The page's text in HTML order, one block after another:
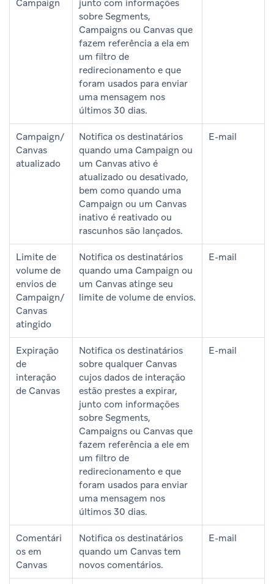
Campaign
junto com informações
sobre Segments,
Campaigns ou Canvas que
fazem referência a ela em
um filtro de
redirecionamento e que
foram usados para enviar
uma mensagem nos
últimos 30 dias.
Campaign/
Canvas
atualizado
Notifica os destinatários
quando uma Campaign ou
um Canvas ativo é
atualizado ou desativado,
bem como quando uma
Campaign ou um Canvas
inativo é reativado ou
rascunhos são lançados.
E-mail
Limite de
volume de
envios de
Campaign/
Canvas
atingido
Notifica os destinatários
quando uma Campaign ou
um Canvas atinge seu
limite de volume de envios.
E-mail
Expiração
de
interação
de Canvas
Notifica os destinatários
sobre qualquer Canvas
cujos dados de interação
estão prestes a expirar,
junto com informações
sobre Segments,
Campaigns ou Canvas que
fazem referência a ele em
um filtro de
redirecionamento e que
foram usados para enviar
uma mensagem nos
últimos 30 dias.
E-mail
Comentári
os em
Canvas
Notifica os destinatários
quando um Canvas tem
novos comentários.
E-mail